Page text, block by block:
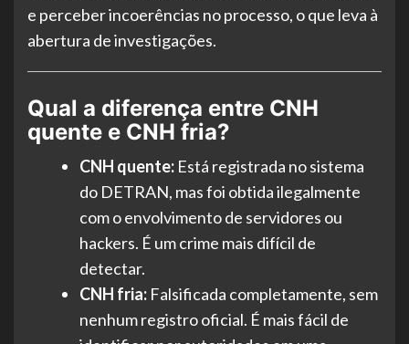
e perceber incoerências no processo, o que leva à
abertura de investigações.
Qual a diferença entre CNH
quente e CNH fria?
CNH quente: Está registrada no sistema
do DETRAN, mas foi obtida ilegalmente
com o envolvimento de servidores ou
hackers. É um crime mais difícil de
detectar.
CNH fria: Falsificada completamente, sem
nenhum registro oficial. É mais fácil de